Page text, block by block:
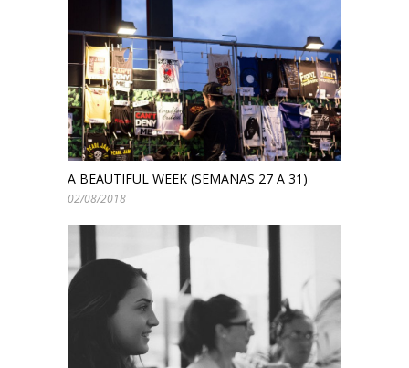
A BEAUTIFUL WEEK (SEMANAS 27 A 31)
02/08/2018